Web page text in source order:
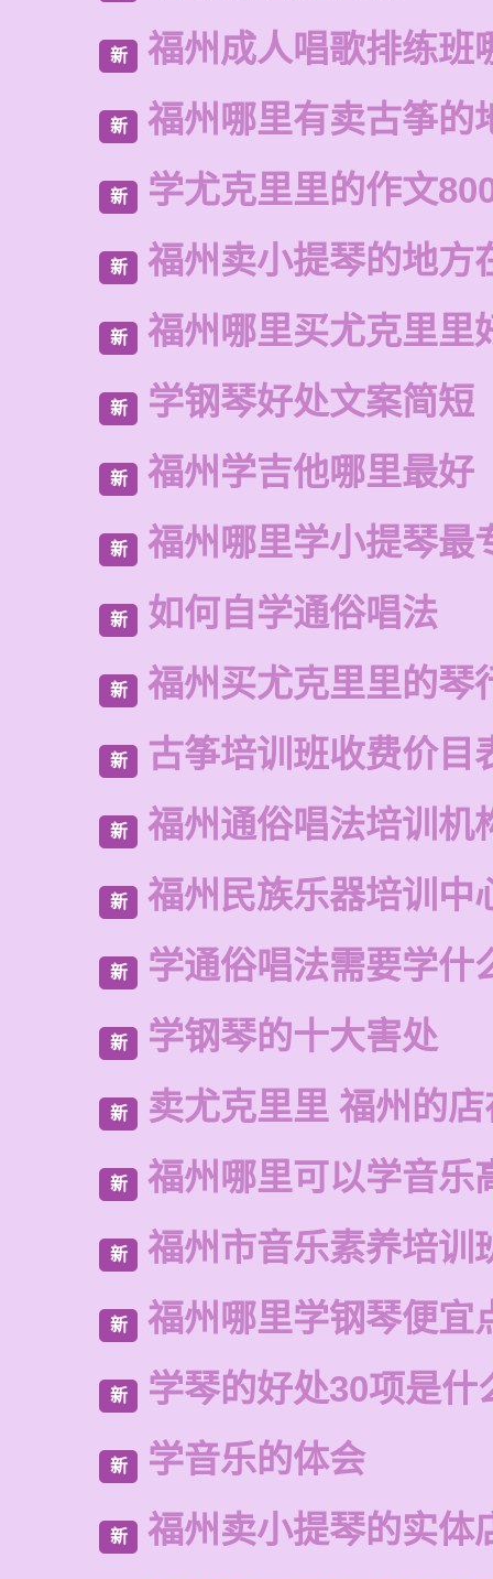
新 福州成人唱歌排练班
新 福州哪里有卖古筝的
新 学尤克里里的作文
新 福州卖小提琴的地方
新 福州哪里买尤克里里
新 学钢琴好处文案简短
新 福州学吉他哪里最好
新 福州哪里学小提琴最
新 如何自学通俗唱法
新 福州买尤克里里的琴
新 古筝培训班收费价目
新 福州通俗唱法培训机
新 福州民族乐器培训中
新 学通俗唱法需要学什
新 学钢琴的十大害处
新 卖尤克里里 福州的
新 福州哪里可以学音乐
新 福州市音乐素养培训
新 福州哪里学钢琴便宜
新 学琴的好处30项是什
新 学音乐的体会
新 福州卖小提琴的实体